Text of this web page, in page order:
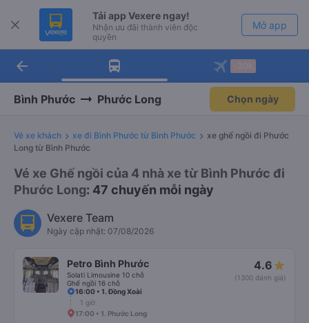
Tải app Vexere ngay!
Nhận ưu đãi thành viên độc
quyền
Mở app
Tải app Vexere
-30k/ghế khi đặt vé máy bay qua
Mở app
arrow_back
Bình Phước Phước Long Chọn ngày
Vé xe khách xe đi Bình Phước từ Bình Phước
xe ghế ngồi đi Phước
Long từ Bình Phước
Vé xe Ghế ngồi của 4 nhà xe từ Bình Phước đi
Phước Long: 47 chuyến mỗi ngày
Vexere Team
Ngày cập nhật: 07/08/2026
Petro Bình Phước
Solati Limousine 10 chỗ
Ghế ngồi 16 chỗ
4.6
(1300 đánh giá)
16:00 • 1. Đồng Xoài
1 giờ
17:00 • 1. Phước Long